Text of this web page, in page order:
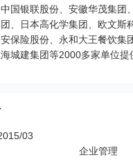
国银联股份、安徽华茂集团
、日本高化学集团、欧文斯
保险股份、永和大王餐饮集
城建集团等2000多家单位提
03
企业管理